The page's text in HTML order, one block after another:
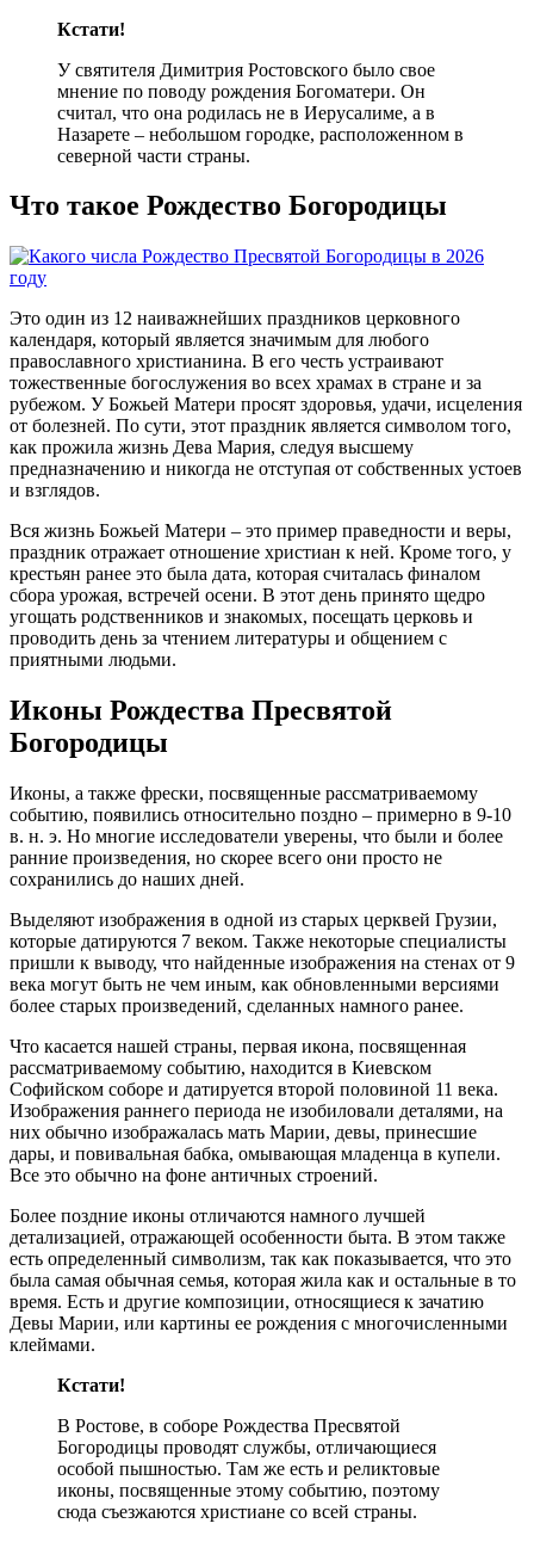
Кстати!
У святителя Димитрия Ростовского было свое
мнение по поводу рождения Богоматери. Он
считал, что она родилась не в Иерусалиме, а в
Назарете – небольшом городке, расположенном в
северной части страны.
Что такое Рождество Богородицы
Это один из 12 наиважнейших праздников церковного
календаря, который является значимым для любого
православного христианина. В его честь устраивают
тожественные богослужения во всех храмах в стране и за
рубежом. У Божьей Матери просят здоровья, удачи, исцеления
от болезней. По сути, этот праздник является символом того,
как прожила жизнь Дева Мария, следуя высшему
предназначению и никогда не отступая от собственных устоев
и взглядов.
Вся жизнь Божьей Матери – это пример праведности и веры,
праздник отражает отношение христиан к ней. Кроме того, у
крестьян ранее это была дата, которая считалась финалом
сбора урожая, встречей осени. В этот день принято щедро
угощать родственников и знакомых, посещать церковь и
проводить день за чтением литературы и общением с
приятными людьми.
Иконы Рождества Пресвятой
Богородицы
Иконы, а также фрески, посвященные рассматриваемому
событию, появились относительно поздно – примерно в 9-10
в. н. э. Но многие исследователи уверены, что были и более
ранние произведения, но скорее всего они просто не
сохранились до наших дней.
Выделяют изображения в одной из старых церквей Грузии,
которые датируются 7 веком. Также некоторые специалисты
пришли к выводу, что найденные изображения на стенах от 9
века могут быть не чем иным, как обновленными версиями
более старых произведений, сделанных намного ранее.
Что касается нашей страны, первая икона, посвященная
рассматриваемому событию, находится в Киевском
Софийском соборе и датируется второй половиной 11 века.
Изображения раннего периода не изобиловали деталями, на
них обычно изображалась мать Марии, девы, принесшие
дары, и повивальная бабка, омывающая младенца в купели.
Все это обычно на фоне античных строений.
Более поздние иконы отличаются намного лучшей
детализацией, отражающей особенности быта. В этом также
есть определенный символизм, так как показывается, что это
была самая обычная семья, которая жила как и остальные в то
время. Есть и другие композиции, относящиеся к зачатию
Девы Марии, или картины ее рождения с многочисленными
клеймами.
Кстати!
В Ростове, в соборе Рождества Пресвятой
Богородицы проводят службы, отличающиеся
особой пышностью. Там же есть и реликтовые
иконы, посвященные этому событию, поэтому
сюда съезжаются христиане со всей страны.